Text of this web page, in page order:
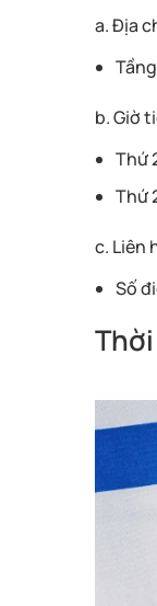
a. Địa
b. Giờ
Thứ
Thứ
c. Liên
Số